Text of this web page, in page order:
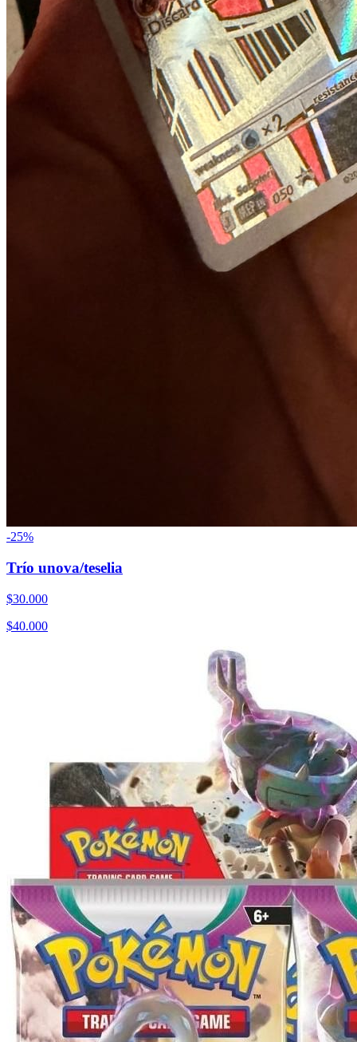
-25%
Trío unova/teselia
$30.000
$40.000